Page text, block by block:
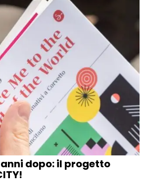
dopo: il progetto